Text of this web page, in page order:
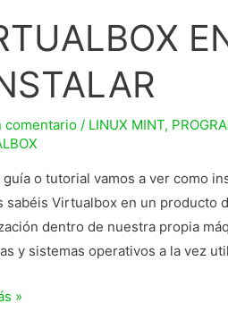
comentario / LINUX MINT,
guía o tutorial vamos a ver como
sabéis Virtualbox en un producto
dentro de nuestra propia
y sistemas operativos a la vez
»